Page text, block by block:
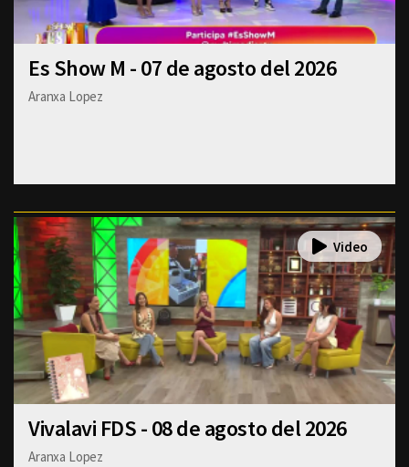
Es Show M - 07 de agosto del 2026
Aranxa Lopez
Vivalavi FDS - 08 de agosto del 2026
Aranxa Lopez